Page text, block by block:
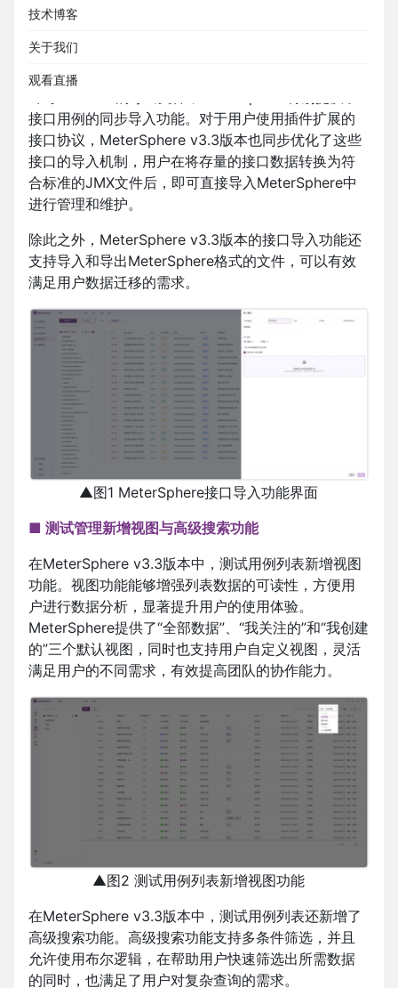
技术博客
关于我们
观看直播
在MeterSphere v3.3版本中，接口导入功能新增支持
导入Postman、JMX和HAR格式的文件，同时提供“覆
接口用例的同步导入功能。对于用户使用插件扩展的
接口协议，MeterSphere v3.3版本也同步优化了这些
接口的导入机制，用户在将存量的接口数据转换为符
合标准的JMX文件后，即可直接导入MeterSphere中
进行管理和维护。
除此之外，MeterSphere v3.3版本的接口导入功能还
支持导入和导出MeterSphere格式的文件，可以有效
满足用户数据迁移的需求。
▲图1 MeterSphere接口导入功能界面
■ 测试管理新增视图与高级搜索功能
在MeterSphere v3.3版本中，测试用例列表新增视图
功能。视图功能能够增强列表数据的可读性，方便用
户进行数据分析，显著提升用户的使用体验。
MeterSphere提供了“全部数据”、“我关注的”和“我创建
的”三个默认视图，同时也支持用户自定义视图，灵活
满足用户的不同需求，有效提高团队的协作能力。
▲图2 测试用例列表新增视图功能
在MeterSphere v3.3版本中，测试用例列表还新增了
高级搜索功能。高级搜索功能支持多条件筛选，并且
允许使用布尔逻辑，在帮助用户快速筛选出所需数据
的同时，也满足了用户对复杂查询的需求。